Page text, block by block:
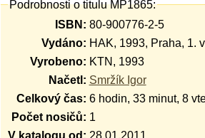
Podrobnosti o titulu MP1865:
ISBN: 80-900776-2-5
Vydáno: HAK, 1993, Praha, 1.
Vyrobeno: KTN, 1993
Načetl: Smržík Igor
Celkový čas: 6 hodin, 33 minut, 8
Počet nosičů: 1
V katalogu od: 28.01.2011